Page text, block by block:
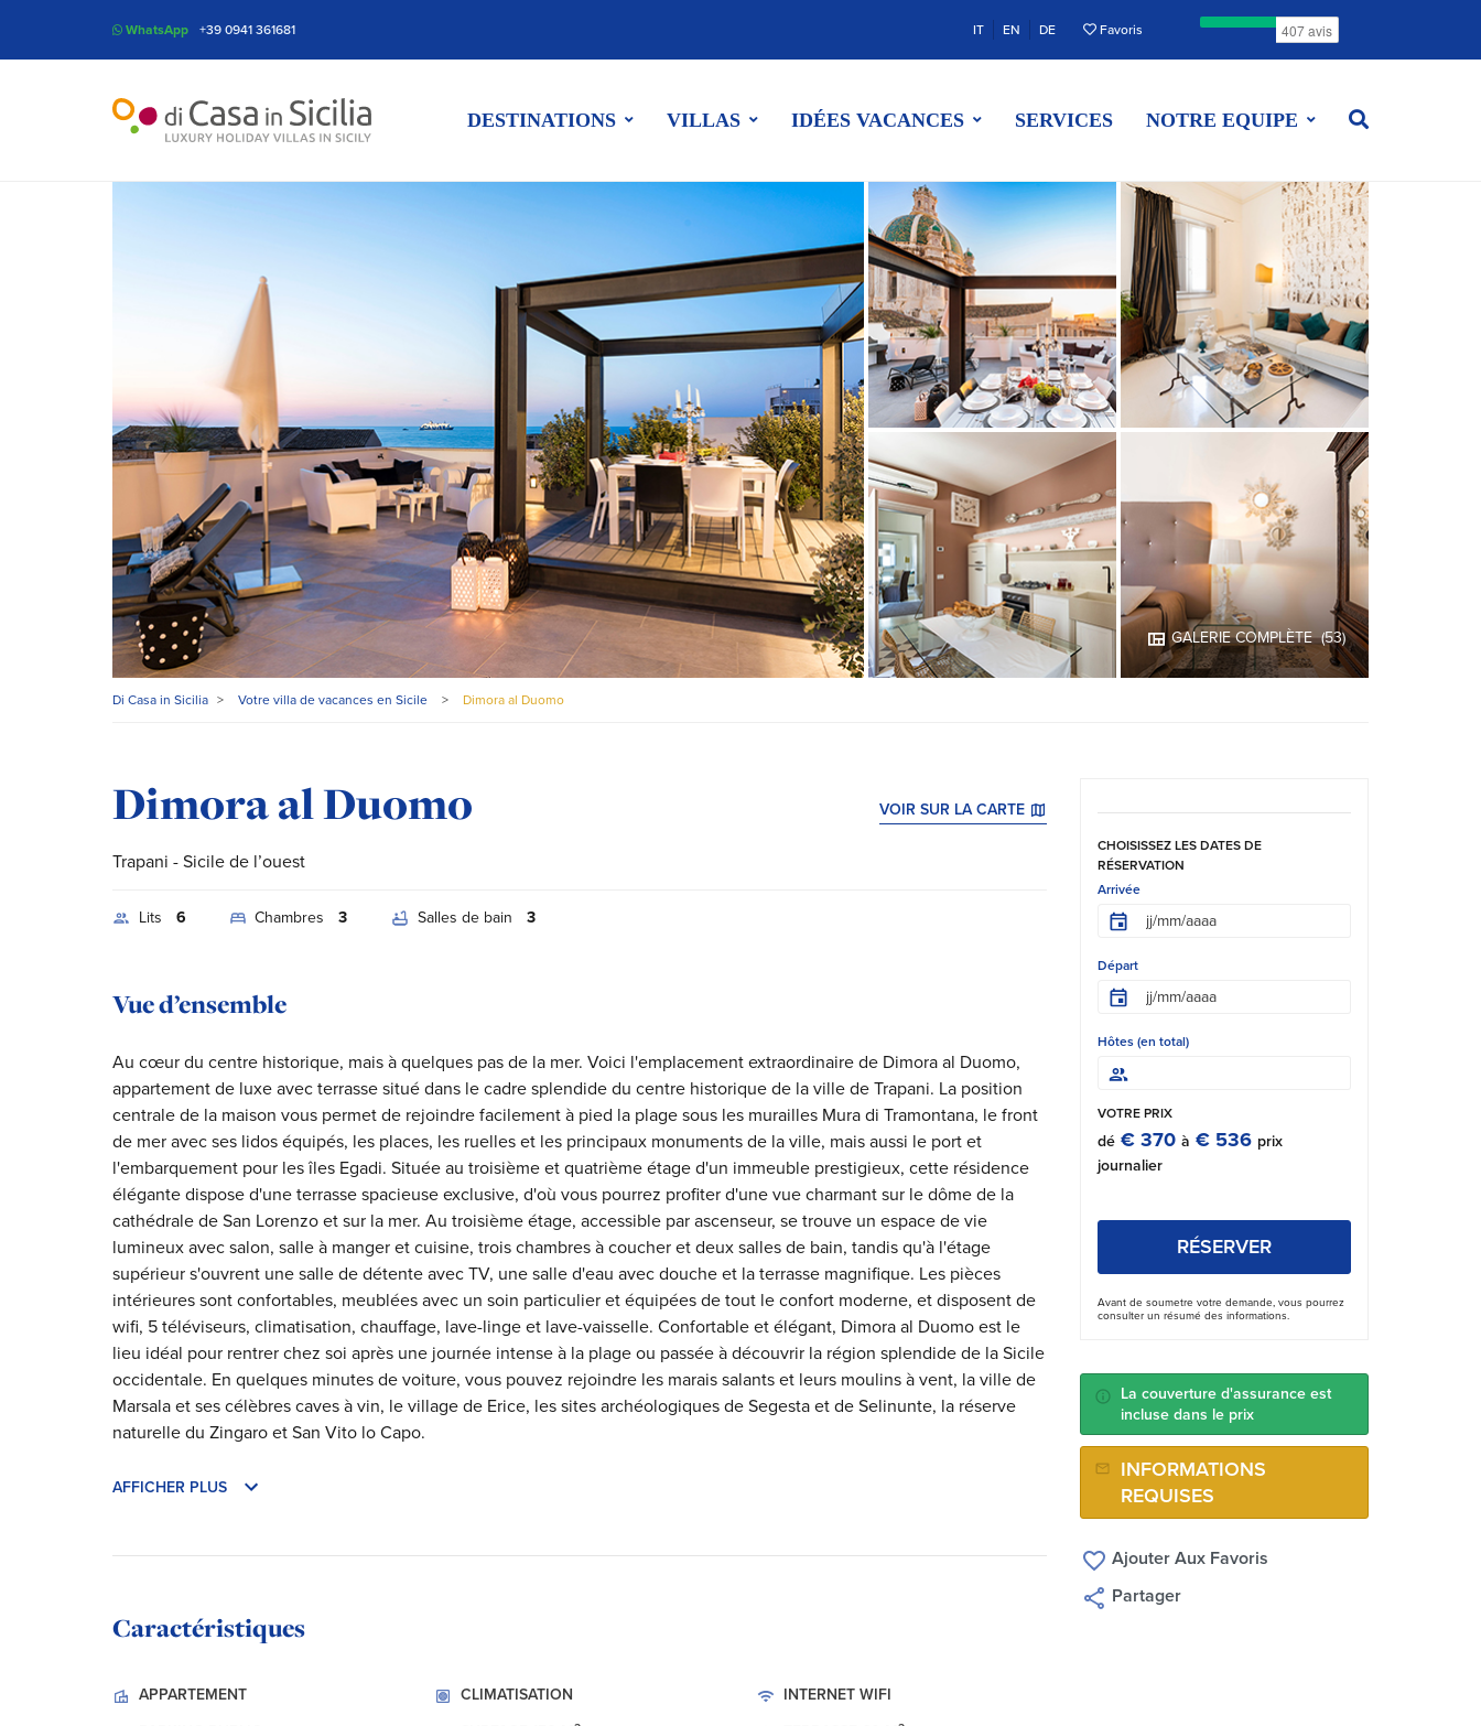
WhatsApp +39 0941 361681 IT EN DE Favoris
DESTINATIONS VILLAS IDÉES VACANCES SERVICES NOTRE EQUIPE
GALERIE COMPLÈTE (53)
Di Casa in Sicilia > Votre villa de vacances en Sicile > Dimora al Duomo
Dimora al Duomo VOIR SUR LA CARTE
Trapani - Sicile de l’ouest
Lits 6 Chambres 3 Salles de bain 3
Vue d’ensemble
Au cœur du centre historique, mais à quelques pas de la mer. Voici l'emplacement extraordinaire de Dimora al Duomo,
appartement de luxe avec terrasse situé dans le cadre splendide du centre historique de la ville de Trapani. La position
centrale de la maison vous permet de rejoindre facilement à pied la plage sous les murailles Mura di Tramontana, le front
de mer avec ses lidos équipés, les places, les ruelles et les principaux monuments de la ville, mais aussi le port et
l'embarquement pour les îles Egadi. Située au troisième et quatrième étage d'un immeuble prestigieux, cette résidence
élégante dispose d'une terrasse spacieuse exclusive, d'où vous pourrez profiter d'une vue charmant sur le dôme de la
cathédrale de San Lorenzo et sur la mer. Au troisième étage, accessible par ascenseur, se trouve un espace de vie
lumineux avec salon, salle à manger et cuisine, trois chambres à coucher et deux salles de bain, tandis qu'à l'étage
supérieur s'ouvrent une salle de détente avec TV, une salle d'eau avec douche et la terrasse magnifique. Les pièces
intérieures sont confortables, meublées avec un soin particulier et équipées de tout le confort moderne, et disposent de
wifi, 5 téléviseurs, climatisation, chauffage, lave-linge et lave-vaisselle. Confortable et élégant, Dimora al Duomo est le
lieu idéal pour rentrer chez soi après une journée intense à la plage ou passée à découvrir la région splendide de la Sicile
occidentale. En quelques minutes de voiture, vous pouvez rejoindre les marais salants et leurs moulins à vent, la ville de
Marsala et ses célèbres caves à vin, le village de Erice, les sites archéologiques de Segesta et de Selinunte, la réserve
naturelle du Zingaro et San Vito lo Capo.
AFFICHER PLUS
Caractéristiques
APPARTEMENT CLIMATISATION INTERNET WIFI
CHOISISSEZ LES DATES DE
RÉSERVATION
Arrivée
Départ
Hôtes (en total)
VOTRE PRIX
dé € 370 à € 536 prix
journalier
RÉSERVER
Avant de soumetre votre demande, vous pourrez
consulter un résumé des informations.
La couverture d'assurance est
incluse dans le prix
INFORMATIONS
REQUISES
Ajouter Aux Favoris
Partager